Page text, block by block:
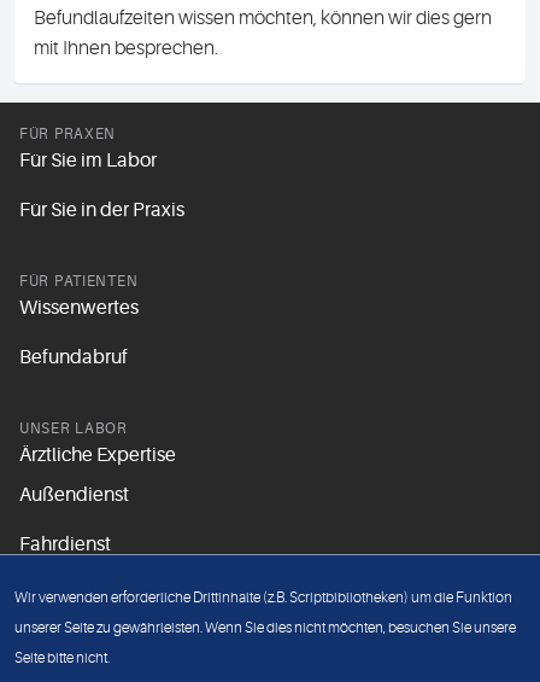
Befundlaufzeiten wissen möchten, können wir dies gern
mit Ihnen besprechen.
FÜR PRAXEN
Für Sie im Labor
Für Sie in der Praxis
FÜR PATIENTEN
Wissenwertes
Befundabruf
UNSER LABOR
Ärztliche Expertise
Außendienst
Fahrdienst
Unsere Grundsätze
Wir verwenden erforderliche Drittinhalte (z.B. Scriptbibliotheken) um die Funktion
unserer Seite zu gewährleisten. Wenn Sie dies nicht möchten, besuchen Sie unsere
Seite bitte nicht.